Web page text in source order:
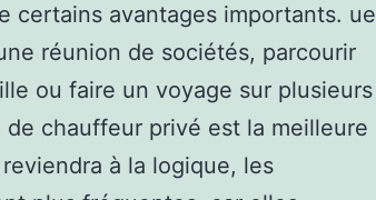
certains avantages importants. ue
réunion de sociétés, parcourir
ou faire un voyage sur plusieurs
chauffeur privé est la meilleure
à la logique, les